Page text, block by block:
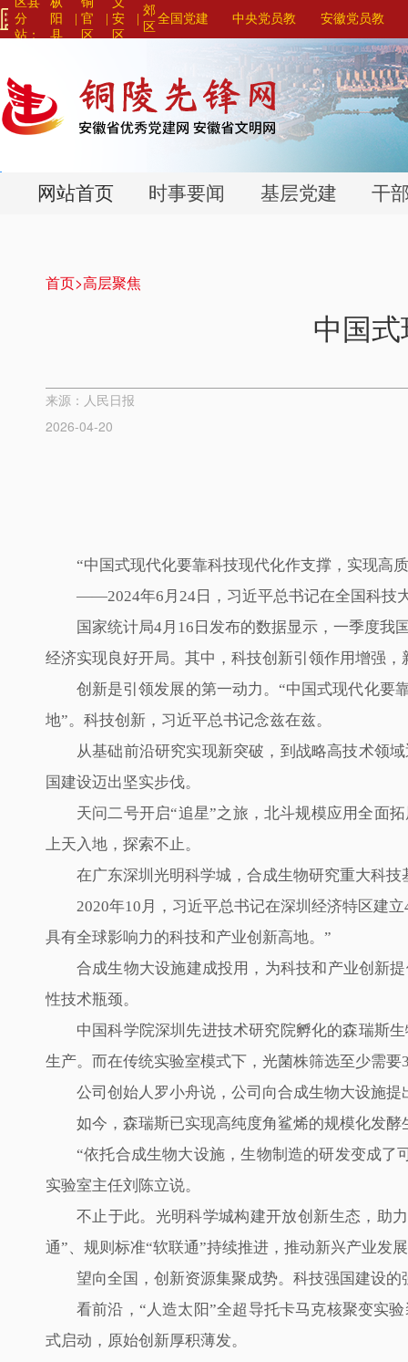
分
站：
阳
县
官
区
|安
区
|
郊
区
全国党建 中央党员教
育系列平台>
>
安徽党员教
育系列平台>
>
网站首页 时事要闻 基层党建 干
首页>高层聚焦
中国
来源：人民日报
2026-04-20
“中国式现代化要靠科技现代化作支撑，实现高
——2024年6月24日，习近平总书记在全国科技
国家统计局4月16日发布的数据显示，一季度我
经济实现良好开局。其中，科技创新引领作用增强
创新是引领发展的第一动力。“中国式现代化要
地”。科技创新，习近平总书记念兹在兹。
从基础前沿研究实现新突破，到战略高技术领
国建设迈出坚实步伐。
天问二号开启“追星”之旅，北斗规模应用全面
上天入地，探索不止。
在广东深圳光明科学城，合成生物研究重大科
2020年10月，习近平总书记在深圳经济特区建
具有全球影响力的科技和产业创新高地。”
合成生物大设施建成投用，为科技和产业创新
性技术瓶颈。
中国科学院深圳先进技术研究院孵化的森瑞斯
生产。而在传统实验室模式下，光菌株筛选至少需要
公司创始人罗小舟说，公司向合成生物大设施
如今，森瑞斯已实现高纯度角鲨烯的规模化发
“依托合成生物大设施，生物制造的研发变成
实验室主任刘陈立说。
不止于此。光明科学城构建开放创新生态，助
通”、规则标准“软联通”持续推进，推动新兴产业发
望向全国，创新资源集聚成势。科技强国建设
看前沿，“人造太阳”全超导托卡马克核聚变实
式启动，原始创新厚积薄发。